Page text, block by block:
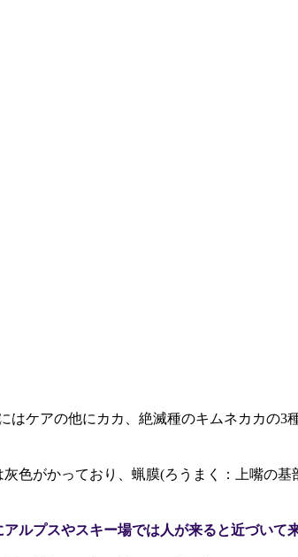
ケアの他にカカ、絶滅種のキムネカカの3
色がかっており、蝋膜(ろうまく：上嘴の
ルプスやスキー場では人が来ると近づいて来